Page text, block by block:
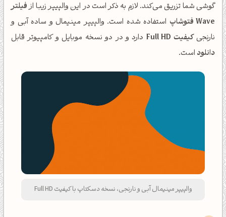
گوشی شما تزریق می‌کند. لازم به ذکر است در این والپیپر زیبا ازفیلتر
Wave فتوشاپ
استفاده شده است. والپیپر مینیمال و ساده آبی و
نارنجیکیفیت Full HD
دارد و در دو نسخه موبایل و کامپیوتر قابل
دانلود است.
والپیپر مینیمال آبی و نارنجی، نسخه دسکتاپ با کیفیت Full HD